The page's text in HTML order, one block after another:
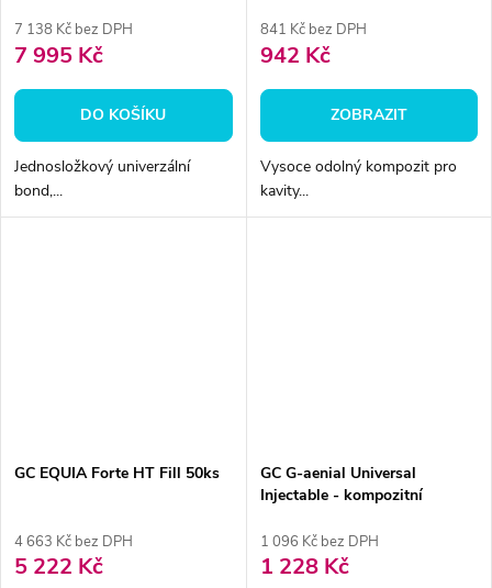
7 138 Kč bez DPH
7 995 Kč
DO KOŠÍKU
Jednosložkový univerzální
bond,...
841 Kč bez DPH
942 Kč
ZOBRAZIT
Vysoce odolný kompozit pro
kavity...
GC EQUIA Forte HT Fill 50ks
4 663 Kč bez DPH
5 222 Kč
GC G-aenial Universal
Injectable - kompozitní
1 096 Kč bez DPH
1 228 Kč